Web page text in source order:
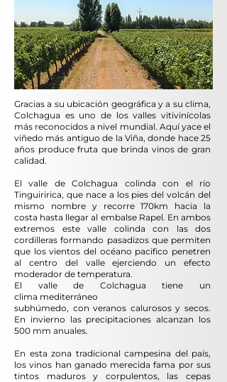
Gracias a su ubicación geográfica y a su clima,
Colchagua es uno de los valles vitivinícolas
más reconocidos a nivel mundial. Aquí yace el
viñedo más antiguo de la Viña, donde hace 25
años produce fruta que brinda vinos de gran
calidad.
El valle de Colchagua colinda con el río
Tinguiririca, que nace a los pies del volcán del
mismo nombre y recorre 170km hacia la
costa hasta llegar al embalse Rapel. En ambos
extremos este valle colinda con las dos
cordilleras formando pasadizos que permiten
que los vientos del océano pacifico penetren
al centro del valle ejerciendo un efecto
moderador de temperatura.
El valle de Colchagua tiene un
clima mediterráneo
subhúmedo, con veranos calurosos y secos.
En invierno las precipitaciones alcanzan los
500 mm anuales.
En esta zona tradicional campesina del país,
los vinos han ganado merecida fama por sus
tintos maduros y corpulentos, las cepas